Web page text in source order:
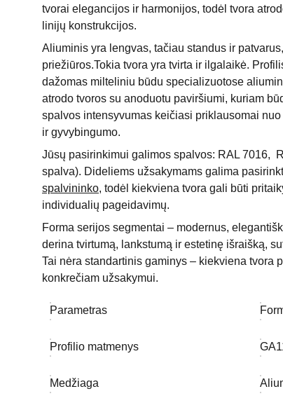
tvorai elegancijos ir harmonijos, todėl tvora
linijų konstrukcijos.
Aliuminis yra lengvas, tačiau standus ir
priežiūros.Tokia tvora yra tvirta ir ilgalaikė.
dažomas milteliniu būdu specializuotose
atrodo tvoros su anoduotu paviršiumi, kuriam
spalvos intensyvumas keičiasi priklausomai
ir gyvybingumo.
Jūsų pasirinkimui galimos spalvos: RAL 7016,
spalva). Dideliems užsakymams galima
spalvininko, todėl kiekviena tvora gali būti
individualių pageidavimų.
Forma serijos segmentai – modernus,
derina tvirtumą, lankstumą ir estetinę išraišką,
Tai nėra standartinis gaminys – kiekviena tvora
konkrečiam užsakymui.
Parametras
Profilio matmenys
Medžiaga